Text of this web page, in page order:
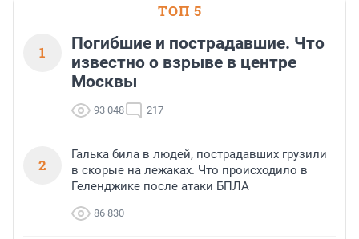
ТОП 5
1
Погибшие и пострадавшие. Что
известно о взрыве в центре
Москвы
93 048 217
2
Галька била в людей, пострадавших грузили
в скорые на лежаках. Что происходило в
Геленджике после атаки БПЛА
86 830